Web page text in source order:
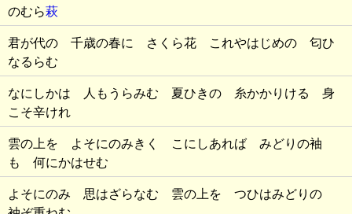
のむら萩
君が代の 千歳の春に さくら花 これやはじめの 匂ひ
なるらむ
なにしかは 人もうらみむ 夏ひきの 糸かかりける 身
こそ辛けれ
雲の上を よそにのみきく こにしあれば みどりの袖
も 何にかはせむ
よそにのみ 思はざらなむ 雲の上を つひはみどりの